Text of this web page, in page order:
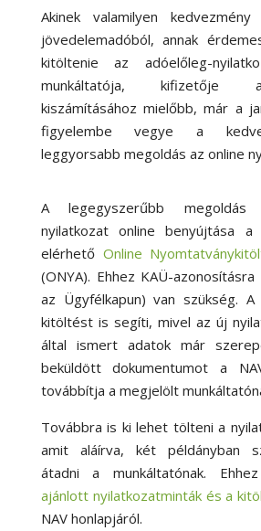
Akinek valamilyen
jövedelemadóból, annak
kitöltenie az adóelőleg-
munkáltatója, kifizetője
kiszámításához mielőbb, már a
figyelembe vegye a
leggyorsabb megoldás az online
A legegyszerűbb megoldás
nyilatkozat online benyújtása a
elérhető Online
(ONYA). Ehhez KAÜ-
az Ügyfélkapun) van szükség.
kitöltést is segíti, mivel az új
által ismert adatok már
beküldött dokumentumot a
továbbítja a megjelölt
Továbbra is ki lehet tölteni a
amit aláírva, két példányban
átadni a munkáltatónak.
ajánlott nyilatkozatminták és a
NAV honlapjáról.